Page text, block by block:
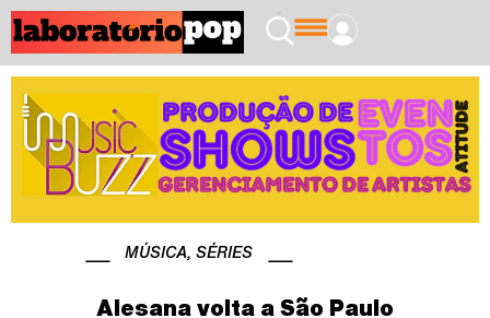
MÚSICA SÉRIES
Alesana volta a São Paulo